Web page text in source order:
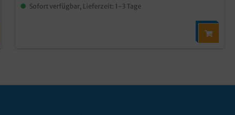
Sofort verfügbar, Lieferzeit: 1-3 Tage